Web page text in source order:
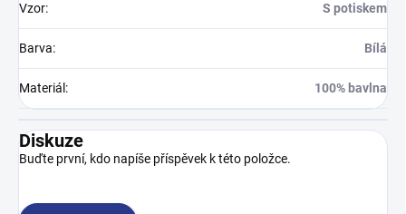
Vzor: S potiskem
Barva: Bílá
Materiál : 100% bavlna
Diskuze
Buďte první, kdo napíše příspěvek k této položce.